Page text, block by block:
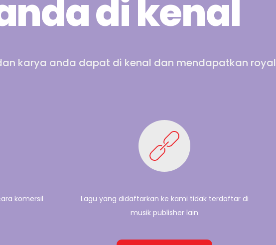
di kenal
karya anda dapat di kenal dan mendapatkan
komersil
Lagu yang didaftarkan ke kami tidak terdaftar di
musik publisher lain